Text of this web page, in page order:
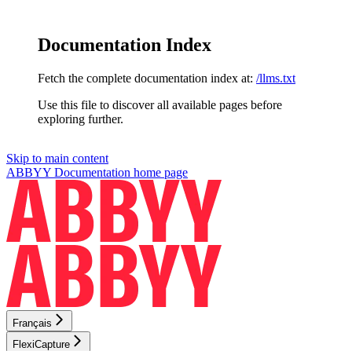
Documentation Index
Fetch the complete documentation index at: /llms.txt
Use this file to discover all available pages before
exploring further.
Skip to main content
ABBYY Documentation home page
Français
FlexiCapture